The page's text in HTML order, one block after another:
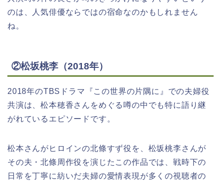
のは、人気俳優ならではの宿命なのかもしれません
ね。
②松坂桃李（2018年）
2018年のTBSドラマ『この世界の片隅に』での夫婦役
共演は、松本穂香さんをめぐる噂の中でも特に語り継
がれているエピソードです。
松本さんがヒロインの北條すず役を、松坂桃李さんが
その夫・北條周作役を演じたこの作品では、戦時下の
日常を丁寧に紡いだ夫婦の愛情表現が多くの視聴者の